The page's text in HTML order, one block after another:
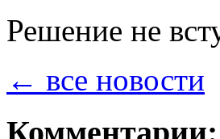
Решение не
← все новости